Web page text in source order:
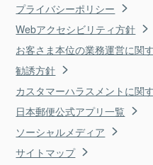
プライバシーポリシー
Webアクセシビリティ方針
お客さま本位の業務運営に関
勧誘方針
カスタマーハラスメントに関
日本郵便公式アプリ一覧
ソーシャルメディア
サイトマップ